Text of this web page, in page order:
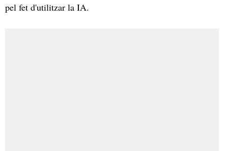
pel fet d'utilitzar la IA.